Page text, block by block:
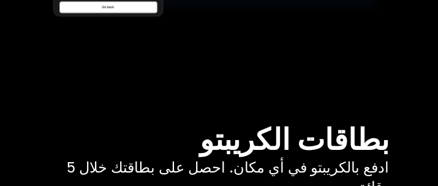
بطاقات الكريبتو
ادفع بالكريبتو في أي مكان. احصل على بطاقتك خلال 5